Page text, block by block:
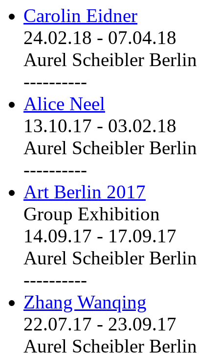
Carolin Eidner
24.02.18 - 07.04.18
Aurel Scheibler Berlin
----------
Alice Neel
13.10.17 - 03.02.18
Aurel Scheibler Berlin
----------
Art Berlin 2017
Group Exhibition
14.09.17 - 17.09.17
Aurel Scheibler Berlin
----------
Zhang Wanqing
22.07.17 - 23.09.17
Aurel Scheibler Berlin